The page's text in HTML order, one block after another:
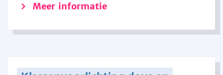
Meer informatie